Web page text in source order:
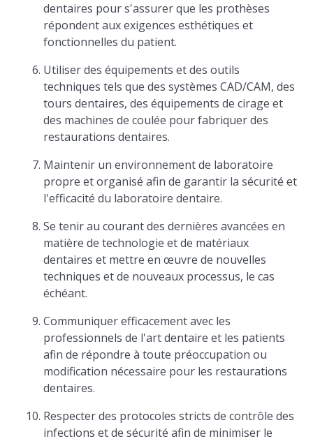
dentaires pour s'assurer que les prothèses
répondent aux exigences esthétiques et
fonctionnelles du patient.
Utiliser des équipements et des outils
techniques tels que des systèmes CAD/CAM, des
tours dentaires, des équipements de cirage et
des machines de coulée pour fabriquer des
restaurations dentaires.
Maintenir un environnement de laboratoire
propre et organisé afin de garantir la sécurité et
l'efficacité du laboratoire dentaire.
Se tenir au courant des dernières avancées en
matière de technologie et de matériaux
dentaires et mettre en œuvre de nouvelles
techniques et de nouveaux processus, le cas
échéant.
Communiquer efficacement avec les
professionnels de l'art dentaire et les patients
afin de répondre à toute préoccupation ou
modification nécessaire pour les restaurations
dentaires.
Respecter des protocoles stricts de contrôle des
infections et de sécurité afin de minimiser le